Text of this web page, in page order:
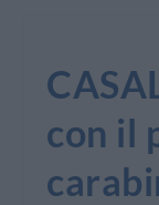
con il